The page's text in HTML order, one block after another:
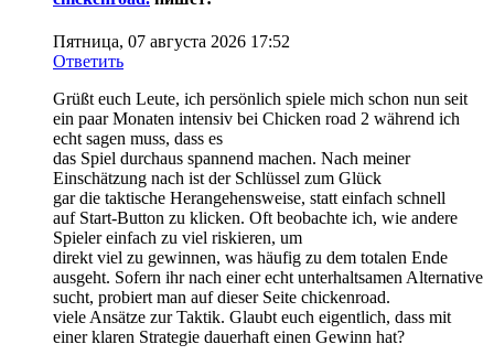
Пятница, 07 августа 2026 17:52
Ответить
Grüßt euch Leute, ich persönlich spiele mich schon nun seit
ein paar Monaten intensiv bei Chicken road 2 während ich
echt sagen muss, dass es
das Spiel durchaus spannend machen. Nach meiner
Einschätzung nach ist der Schlüssel zum Glück
gar die taktische Herangehensweise, statt einfach schnell
auf Start-Button zu klicken. Oft beobachte ich, wie andere
Spieler einfach zu viel riskieren, um
direkt viel zu gewinnen, was häufig zu dem totalen Ende
ausgeht. Sofern ihr nach einer echt unterhaltsamen Alternative
sucht, probiert man auf dieser Seite chickenroad.
viele Ansätze zur Taktik. Glaubt euch eigentlich, dass mit
einer klaren Strategie dauerhaft einen Gewinn hat?